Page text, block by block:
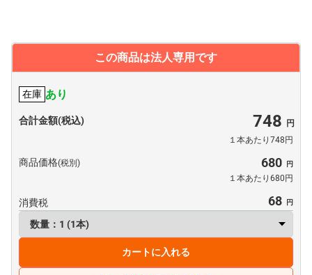
この商品は法人専用です
在庫 あり
合計金額(税込) 748
１本あたり748円
商品価格(税別) 680
１本あたり680円
消費税 68
カートに入れる